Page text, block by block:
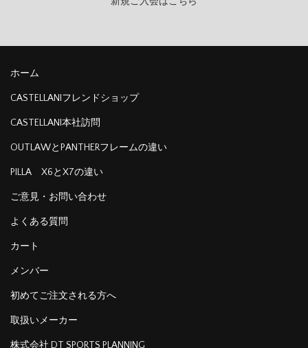
ホーム
CASTELLANIフレンドショップ
CASTELLANI本社訪問
OUTLAWとPANTHERフレームの違い
PILLA X6とX7の違い
ご意見・お問い合わせ
よくある質問
カート
メンバー
初めてご注文される方へ
取扱いメーカー
株式会社 DT SPORTS PLANNING